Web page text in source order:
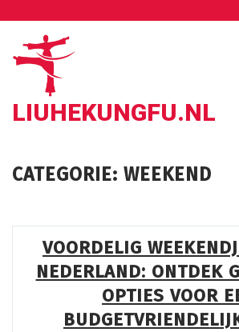
inhoud
LIUHEKUNGFU.NL
CATEGORIE: WEEKEND
VOORDELIG
NEDERLAND: ONTDEK
OPTIES VOOR